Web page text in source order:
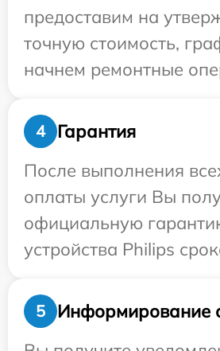
предоставим на
точную стоимость,
начнем ремонтные
4
Гарантия
После выполнения
оплаты услуги Вы
официальную
устройства Philips
5
Информирование